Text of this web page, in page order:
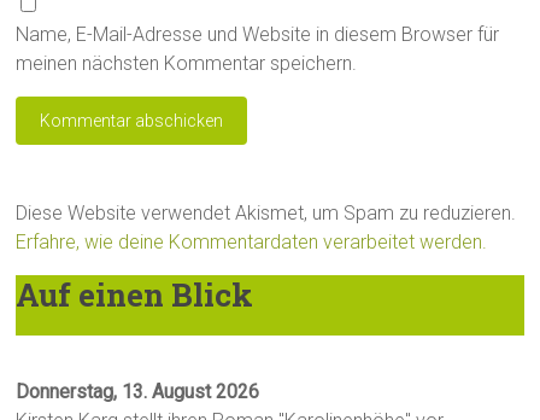
Name, E-Mail-Adresse und Website in diesem Browser für
meinen nächsten Kommentar speichern.
Diese Website verwendet Akismet, um Spam zu reduzieren.
Erfahre, wie deine Kommentardaten verarbeitet werden.
Auf einen Blick
Donnerstag, 13. August 2026